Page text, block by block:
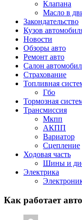
Клапана
Масло в
Закондательство
Кузов
Новости
Обзоры авто
Ремонт авто
Салон
Страхование
Топливная
Гбо
Тормозная
Трансмиссия
Мкпп
АКПП
Вариатор
Сцепление
Ходовая часть
Шины и
Электрика
Как работает